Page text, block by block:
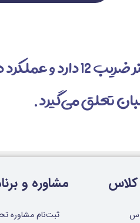
آزمون عملی کنکور
مشاوره و
ثبت‌نام مشاوره